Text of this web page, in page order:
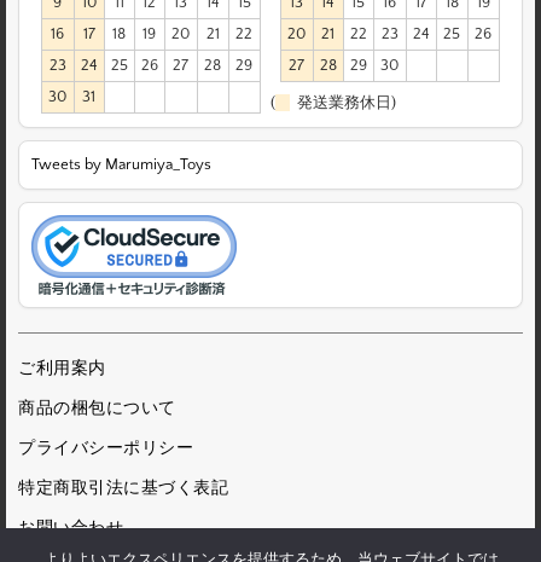
16
17 18 19 20 21
22
23
24 25 26 27 28
29
30
31
20
21 22 23 24 25
26
27
28 29 30
( 発送業務休日)
Tweets by Marumiya_Toys
ご利用案内
商品の梱包について
プライバシーポリシー
特定商取引法に基づく表記
お問い合わせ